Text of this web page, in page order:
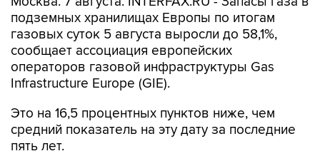
подземных хранилищах Европы по итогам
газовых суток 5 августа выросли до 58,1%,
сообщает ассоциация европейских
операторов газовой инфраструктуры Gas
Infrastructure Europe (GIE).
Это на 16,5 процентных пунктов ниже, чем
средний показатель на эту дату за последние
пять лет.